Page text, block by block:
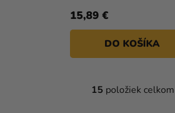
15,89 €
DO KOŠÍKA
O
15 položiek celkom